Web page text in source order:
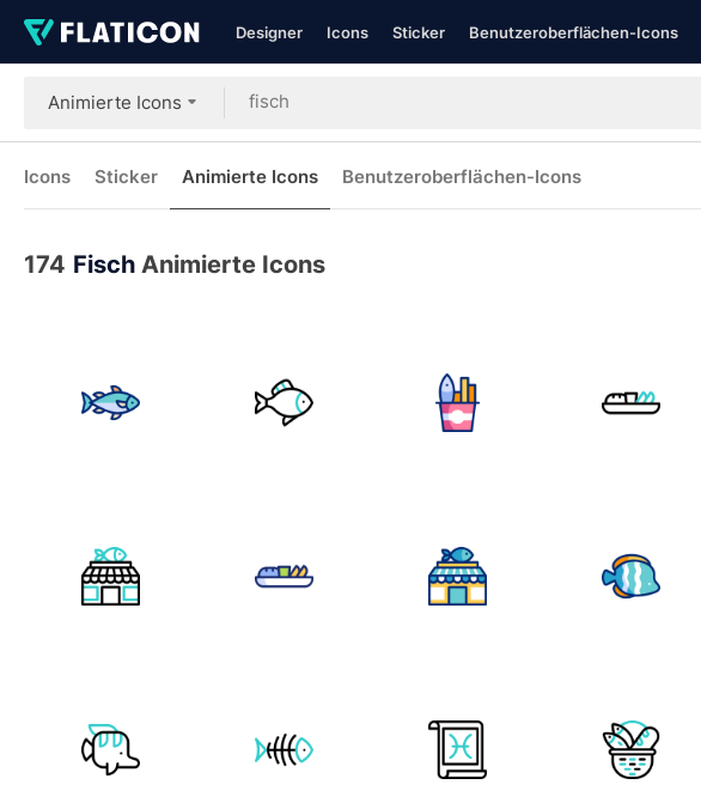
Designer Icons Sticker Benutzeroberflächen-Icons
Animierte Icons
Icons Sticker Animierte Icons Benutzeroberflächen-Icons
174 Fisch Animierte Icons